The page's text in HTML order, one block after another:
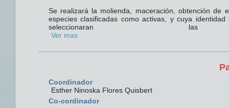
Se realizará la molienda, maceración, obtención de
especies clasificadas como activas, y cuya
seleccionaran
Ver mas
Coordinador
Esther Ninoska Flores Quisbert
Co-cordinador